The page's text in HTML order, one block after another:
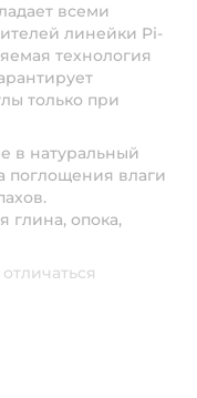
всеми
линейки Pi-
технология
только при
в натуральный
поглощения влаги
глина, опока,